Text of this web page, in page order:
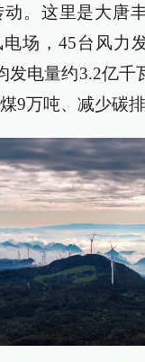
。这里是大唐
场，45台风力
发电量约3.2亿千
9万吨、减少碳排